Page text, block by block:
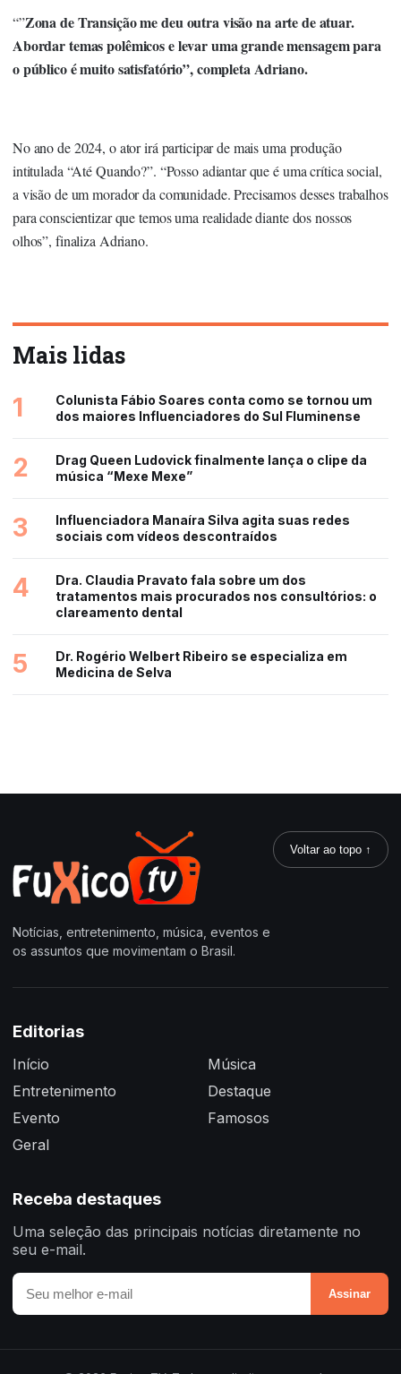
“”Zona de Transição me deu outra visão na arte de atuar.
Abordar temas polêmicos e levar uma grande mensagem para
o público é muito satisfatório”, completa Adriano.
No ano de 2024, o ator irá participar de mais uma produção
intitulada “Até Quando?”. “Posso adiantar que é uma crítica social,
a visão de um morador da comunidade. Precisamos desses trabalhos
para conscientizar que temos uma realidade diante dos nossos
olhos”, finaliza Adriano.
Mais lidas
1
Colunista Fábio Soares conta como se tornou um
dos maiores Influenciadores do Sul Fluminense
2
Drag Queen Ludovick finalmente lança o clipe da
música “Mexe Mexe”
3
Influenciadora Manaíra Silva agita suas redes
sociais com vídeos descontraídos
4
Dra. Claudia Pravato fala sobre um dos
tratamentos mais procurados nos consultórios: o
clareamento dental
5
Dr. Rogério Welbert Ribeiro se especializa em
Medicina de Selva
Notícias, entretenimento, música, eventos e
os assuntos que movimentam o Brasil.
Voltar ao topo ↑
Editorias
Início
Entretenimento
Evento
Geral
Música
Destaque
Famosos
Receba destaques
Uma seleção das principais notícias diretamente no
seu e-mail.
Assinar